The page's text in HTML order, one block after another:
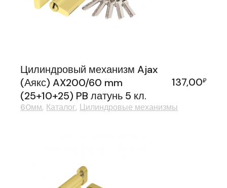
Цилиндровый механизм Ajax
(Аякс) AX200/60 mm
(25+10+25) PB латунь 5 кл.
137,00₽
60мм Каталог Цилиндровые механизмы